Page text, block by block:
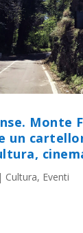
Monte
un
| Cultura, Eventi